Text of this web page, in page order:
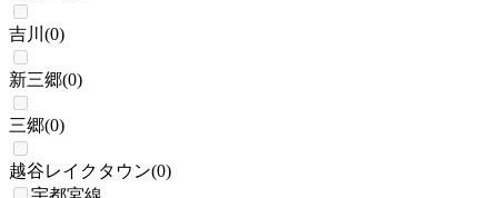
吉川 (0)
新三郷(0)
三郷(0)
越谷レイクタウン(0)